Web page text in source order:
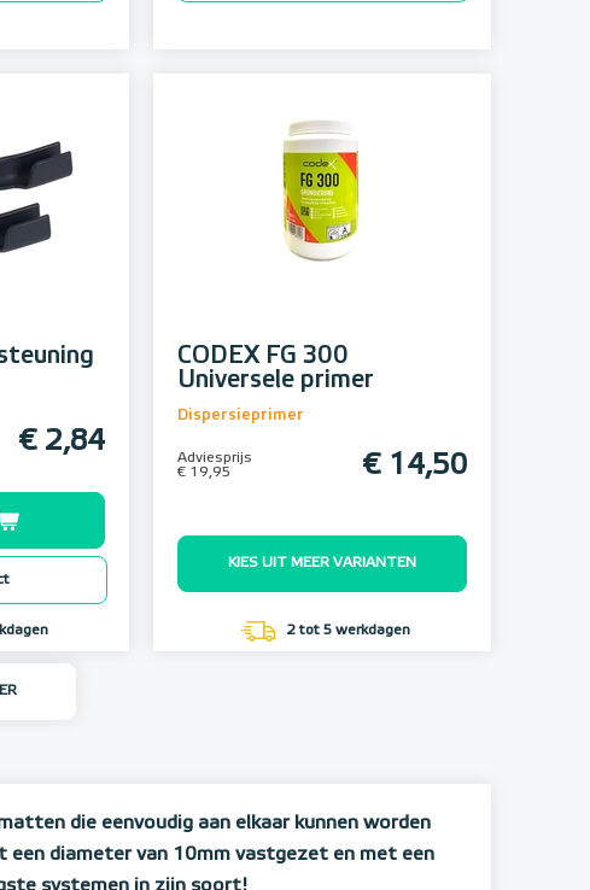
€ 2,84
CODEX FG 300
Universele primer
Dispersieprimer
Adviesprijs
€ 19,95
€ 14,50
KIES UIT MEER VARIANTEN
2 tot 5 werkdagen
die eenvoudig aan elkaar kunnen worden
diameter van 10mm vastgezet en met een